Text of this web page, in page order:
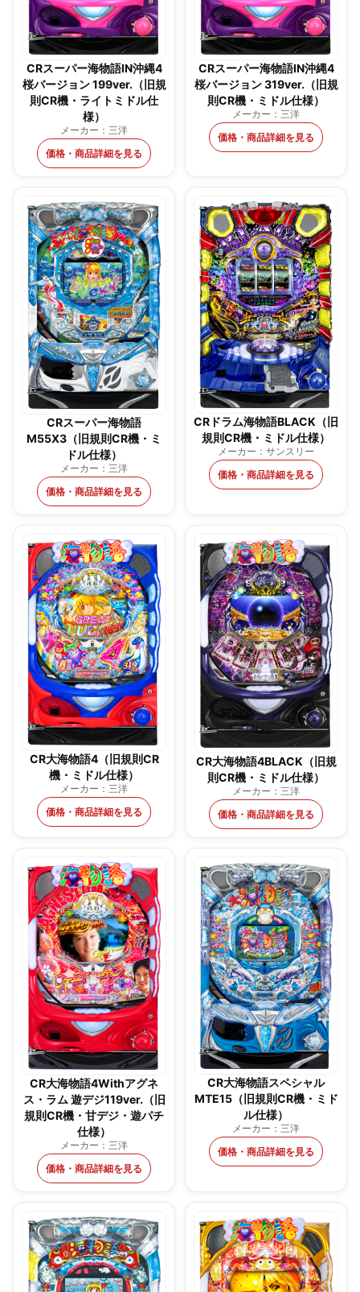
CRスーパー海物語IN沖縄4
桜バージョン 199ver.（旧規
則CR機・ライトミドル仕
様）
メーカー：三洋
価格・商品詳細を見る
CRスーパー海物語IN沖縄4
桜バージョン 319ver.（旧規
則CR機・ミドル仕様）
メーカー：三洋
価格・商品詳細を見る
CRスーパー海物語
M55X3（旧規則CR機・ミ
ドル仕様）
メーカー：三洋
価格・商品詳細を見る
CRドラム海物語BLACK（旧
規則CR機・ミドル仕様）
メーカー：サンスリー
価格・商品詳細を見る
CR大海物語4（旧規則CR
機・ミドル仕様）
メーカー：三洋
価格・商品詳細を見る
CR大海物語4BLACK（旧規
則CR機・ミドル仕様）
メーカー：三洋
価格・商品詳細を見る
CR大海物語4Withアグネ
ス・ラム 遊デジ119ver.（旧
規則CR機・甘デジ・遊パチ
仕様）
メーカー：三洋
価格・商品詳細を見る
CR大海物語スペシャル
MTE15（旧規則CR機・ミド
ル仕様）
メーカー：三洋
価格・商品詳細を見る